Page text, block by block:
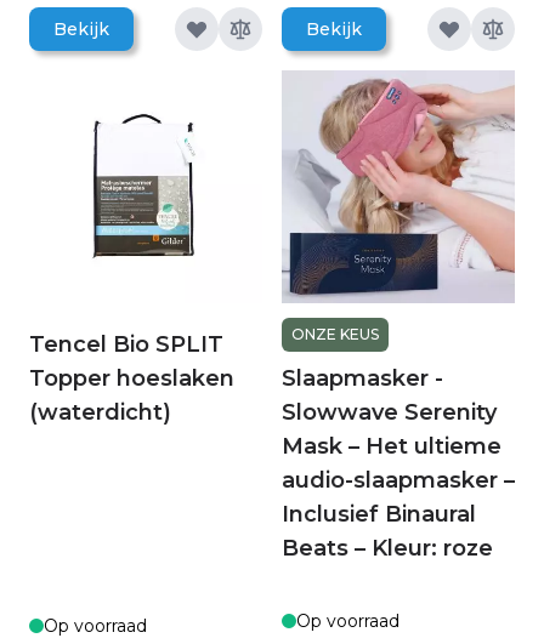
Bekijk Bekijk
Tencel Bio SPLIT
Topper hoeslaken
(waterdicht)
Op voorraad
ONZE KEUS
Slaapmasker -
Slowwave Serenity
Mask – Het ultieme
audio-slaapmasker –
Inclusief Binaural
Beats – Kleur: roze
Op voorraad